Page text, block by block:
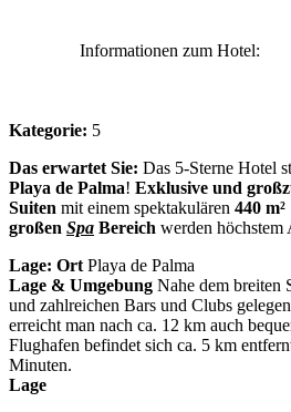
Informationen zum Hotel:
Kategorie: 5
Das erwartet Sie: Das 5-Sterne Hotel
Playa de Palma! Exklusive und
Suiten mit einem spektakulären 440 m²
großen Spa Bereich werden höchstem
Lage: Ort Playa de Palma
Lage & Umgebung Nahe dem breiten
und zahlreichen Bars und Clubs
erreicht man nach ca. 12 km auch
Flughafen befindet sich ca. 5 km
Minuten.
Lage